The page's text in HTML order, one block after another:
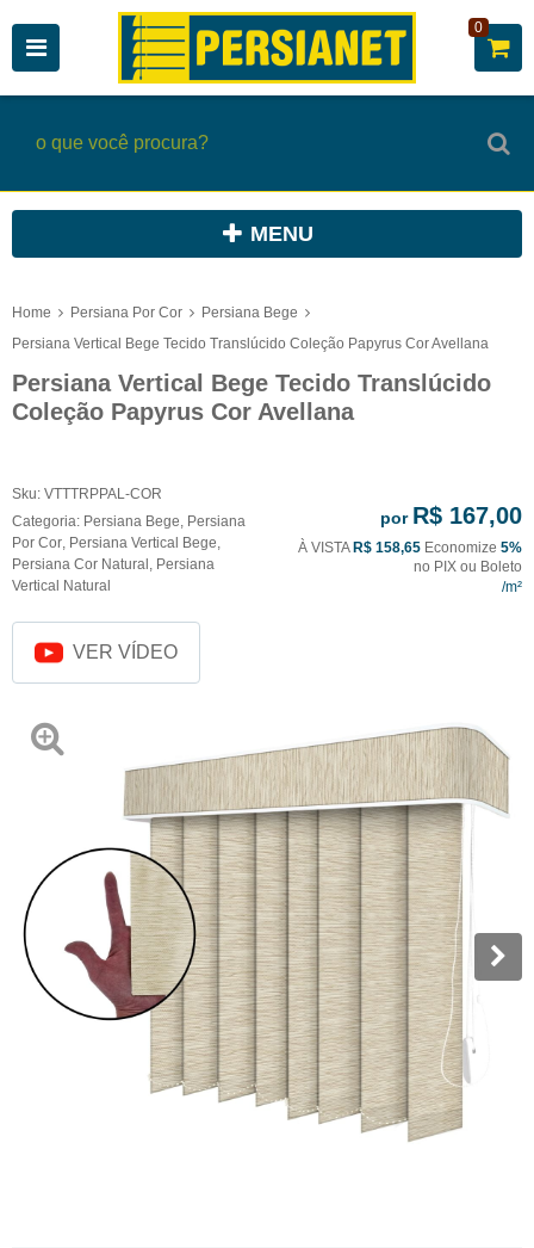
0
MENU
Home Persiana Por Cor
Persiana Bege
Persiana Vertical Bege Tecido Translúcido Coleção Papyrus Cor Avellana
Persiana Vertical Bege Tecido Translúcido
Coleção Papyrus Cor Avellana
Sku: VTTTRPPAL-COR
Categoria: Persiana Bege, Persiana
Por Cor, Persiana Vertical Bege,
Persiana Cor Natural , Persiana
Vertical Natural
por R$ 167,00
À VISTA R$ 158,65 Economize 5%
no PIX ou Boleto
VER VÍDEO